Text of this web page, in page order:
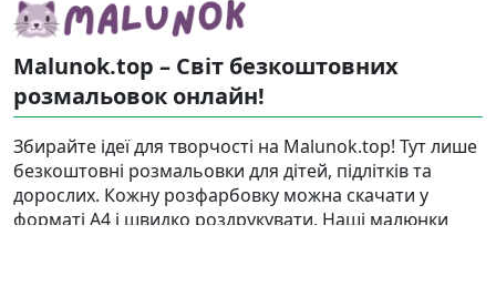
Malunok.top – Світ безкоштовних
розмальовок онлайн!
Збирайте ідеї для творчості на Malunok.top! Тут лише
безкоштовні розмальовки для дітей, підлітків та
дорослих. Кожну розфарбовку можна скачати у
форматі А4 і швидко роздрукувати. Наші малюнки